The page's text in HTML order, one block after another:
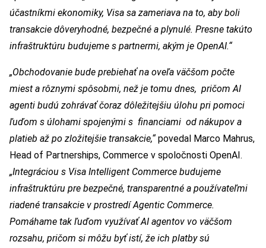
účastníkmi ekonomiky, Visa sa zameriava na to, aby boli
transakcie dôveryhodné, bezpečné a plynulé. Presne takúto
infraštruktúru budujeme s partnermi, akým je OpenAI.“
„Obchodovanie bude prebiehať na oveľa väčšom počte
miest a rôznymi spôsobmi, než je tomu dnes, pričom AI
agenti budú zohrávať čoraz dôležitejšiu úlohu pri pomoci
ľuďom s úlohami spojenými s financiami od nákupov a
platieb až po zložitejšie transakcie,“povedal Marco Mahrus,
Head of Partnerships, Commerce v spoločnosti OpenAI.
„Integráciou s Visa Intelligent Commerce budujeme
infraštruktúru pre bezpečné, transparentné a používateľmi
riadené transakcie v prostredí Agentic Commerce.
Pomáhame tak ľuďom využívať AI agentov vo väčšom
rozsahu, pričom si môžu byť istí, že ich platby sú